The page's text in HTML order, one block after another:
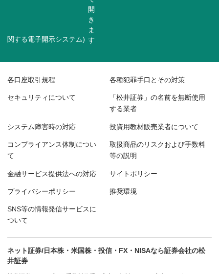
関する電子開示システム)
各口座取引規程 各種犯罪手口とその対策
セキュリティについて 「松井証券」の名前を無断使用
する業者
システム障害時の対応 投資用教材販売業者について
コンプライアンス体制につい
て
取扱商品のリスクおよび手数料
等の説明
金融サービス提供法への対応 サイトポリシー
プライバシーポリシー 推奨環境
SNS等の情報発信サービスに
ついて
ネット証券/日本株・米国株・投信・FX・NISAなら証券会社の松
井証券